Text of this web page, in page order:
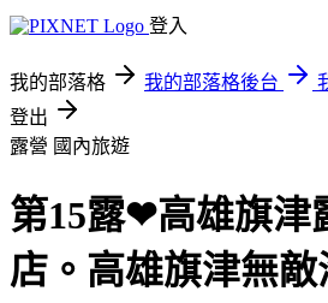
登入
我的部落格 我的部落格後台
登出
露營 國內旅遊
第15露❤高雄旗津
店。高雄旗津無